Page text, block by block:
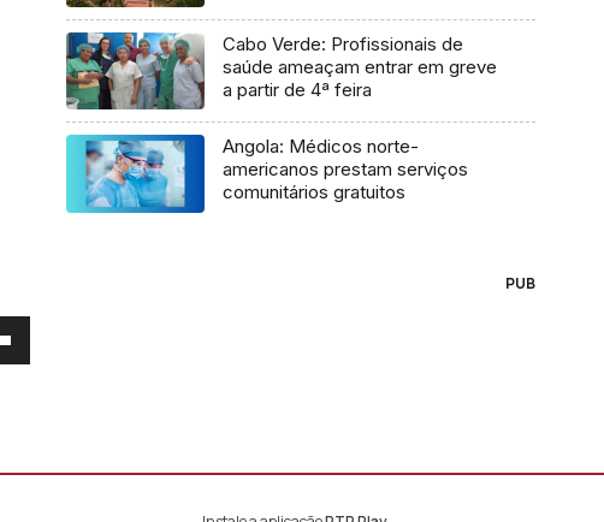
Cabo Verde: Profissionais de
saúde ameaçam entrar em greve
a partir de 4ª feira
Angola: Médicos norte-
americanos prestam serviços
comunitários gratuitos
PUB